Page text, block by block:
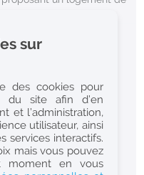
validée (H/F)
Esthéticienne (H/F)
sur
des cookies pour
du site afin d’en
et l’administration,
utilisateur, ainsi
services interactifs.
mais vous pouvez
moment en vous